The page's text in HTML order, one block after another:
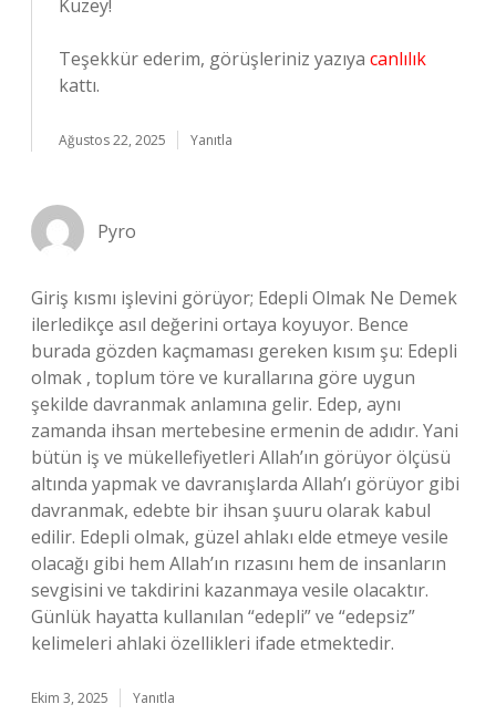
Kuzey!
Teşekkür ederim, görüşleriniz yazıya canlılık
kattı.
Ağustos 22, 2025 Yanıtla
Pyro
Giriş kısmı işlevini görüyor; Edepli Olmak Ne Demek
ilerledikçe asıl değerini ortaya koyuyor. Bence
burada gözden kaçmaması gereken kısım şu: Edepli
olmak , toplum töre ve kurallarına göre uygun
şekilde davranmak anlamına gelir. Edep, aynı
zamanda ihsan mertebesine ermenin de adıdır. Yani
bütün iş ve mükellefiyetleri Allah’ın görüyor ölçüsü
altında yapmak ve davranışlarda Allah’ı görüyor gibi
davranmak, edebte bir ihsan şuuru olarak kabul
edilir. Edepli olmak, güzel ahlakı elde etmeye vesile
olacağı gibi hem Allah’ın rızasını hem de insanların
sevgisini ve takdirini kazanmaya vesile olacaktır.
Günlük hayatta kullanılan “edepli” ve “edepsiz”
kelimeleri ahlaki özellikleri ifade etmektedir.
Ekim 3, 2025 Yanıtla